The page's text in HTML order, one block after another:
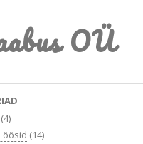
OÜ
(4)
öösid (14)